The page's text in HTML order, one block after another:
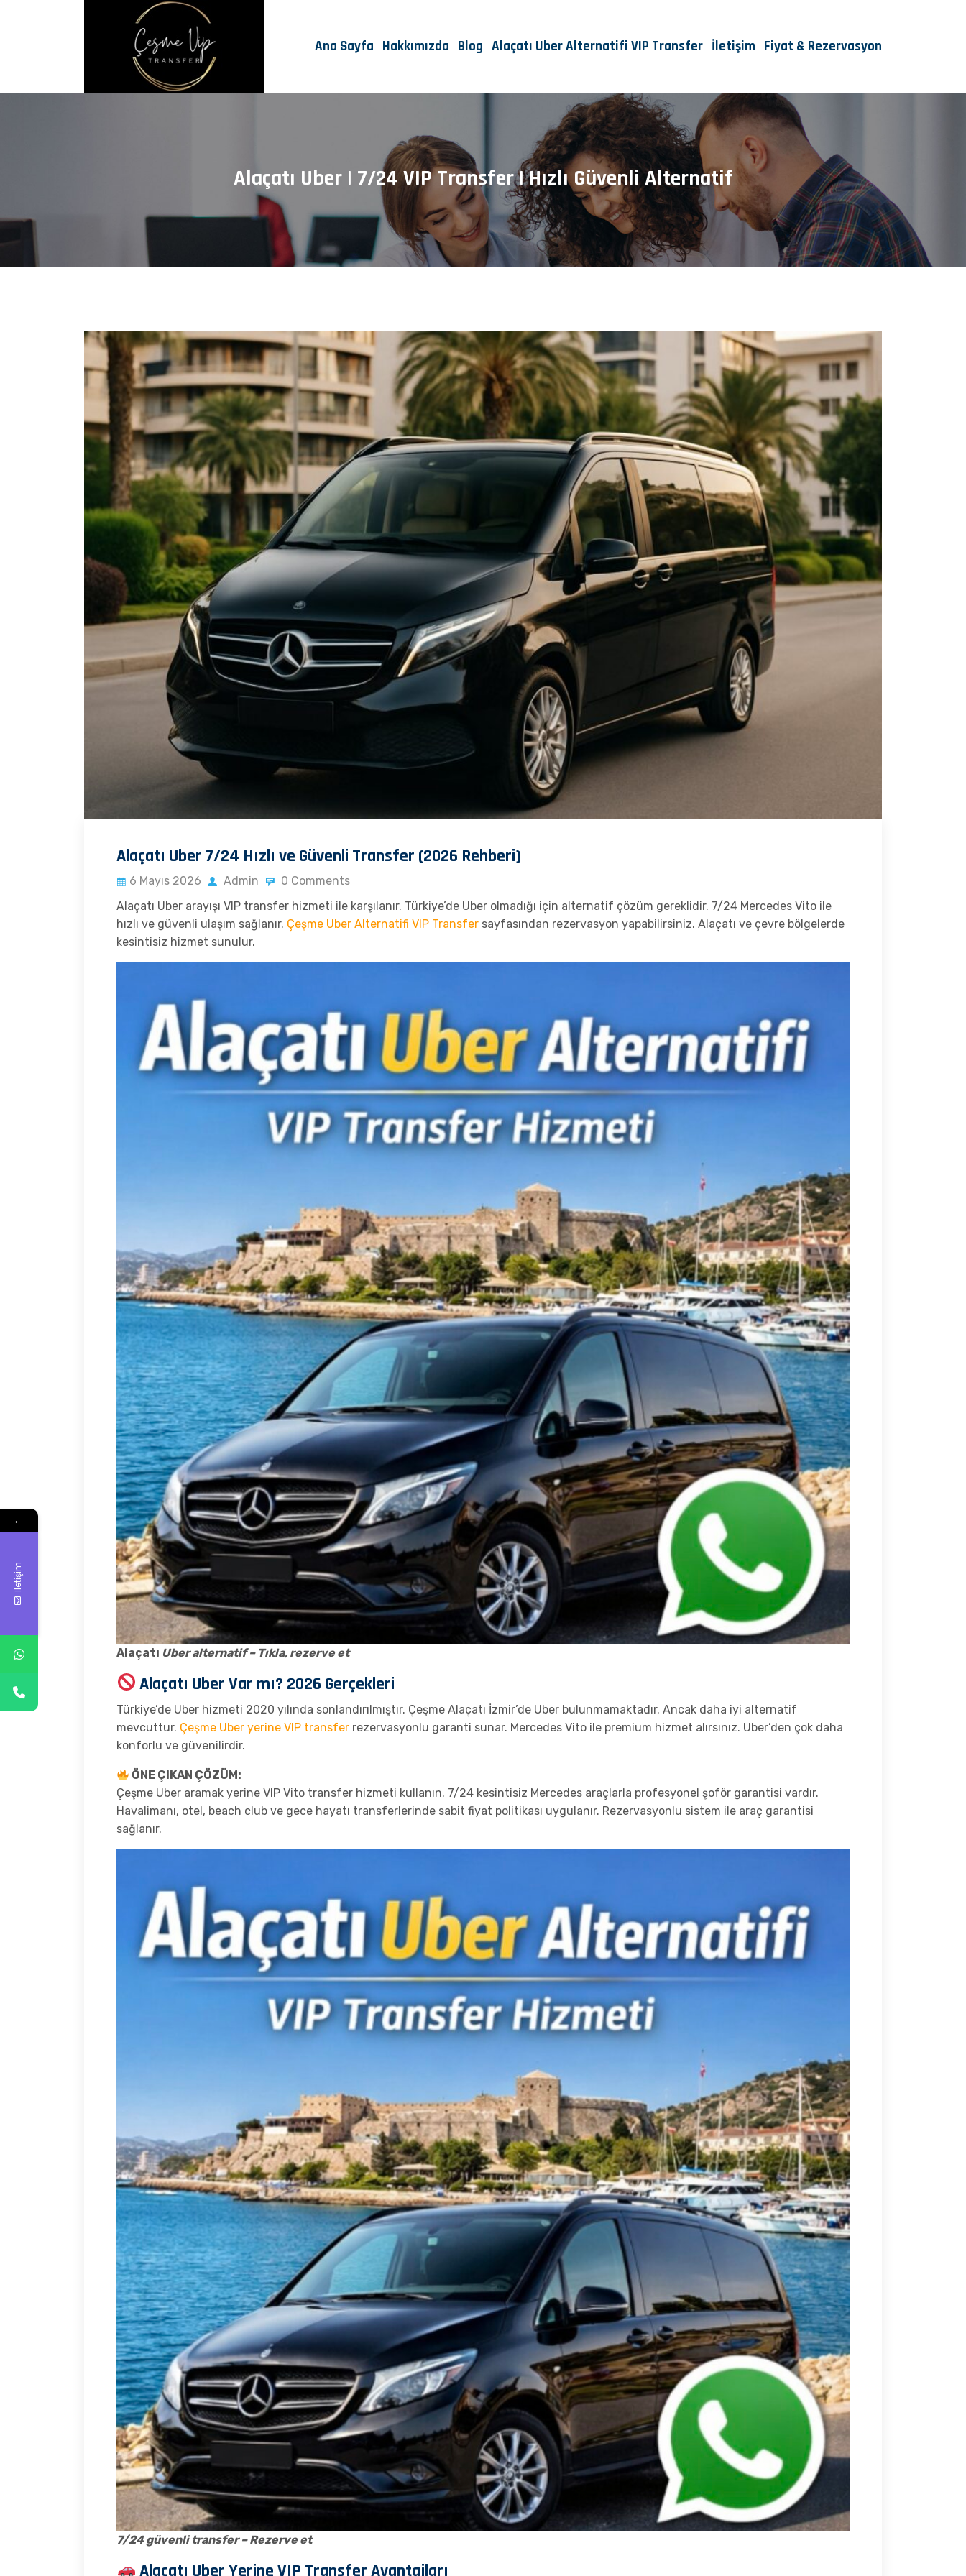
Ana Sayfa Hakkımızda Blog Alaçatı Uber Alternatifi VIP Transfer İletişim Fiyat & Rezervasyon
Alaçatı Uber | 7/24 VIP Transfer | Hızlı Güvenli Alternatif
Alaçatı Uber 7/24 Hızlı ve Güvenli Transfer (2026 Rehberi)
6 Mayıs 2026 Admin
0 Comments
Alaçatı Uber arayışı VIP transfer hizmeti ile karşılanır. Türkiye’de Uber olmadığı için alternatif çözüm gereklidir. 7/24 Mercedes Vito ile
hızlı ve güvenli ulaşım sağlanır. Çeşme Uber Alternatifi VIP Transfer sayfasından rezervasyon yapabilirsiniz. Alaçatı ve çevre bölgelerde
kesintisiz hizmet sunulur.
Alaçatı Uber alternatif – Tıkla, rezerve et
Alaçatı Uber Var mı? 2026 Gerçekleri
Türkiye’de Uber hizmeti 2020 yılında sonlandırılmıştır. Çeşme Alaçatı İzmir’de Uber bulunmamaktadır. Ancak daha iyi alternatif
mevcuttur. Çeşme Uber yerine VIP transfer rezervasyonlu garanti sunar. Mercedes Vito ile premium hizmet alırsınız. Uber’den çok daha
konforlu ve güvenilirdir.
ÖNE ÇIKAN ÇÖZÜM:
Çeşme Uber aramak yerine VIP Vito transfer hizmeti kullanın. 7/24 kesintisiz Mercedes araçlarla profesyonel şoför garantisi vardır.
Havalimanı, otel, beach club ve gece hayatı transferlerinde sabit fiyat politikası uygulanır. Rezervasyonlu sistem ile araç garantisi
sağlanır.
7/24 güvenli transfer – Rezerve et
Alaçatı Uber Yerine VIP Transfer Avantajları
←
İletişim